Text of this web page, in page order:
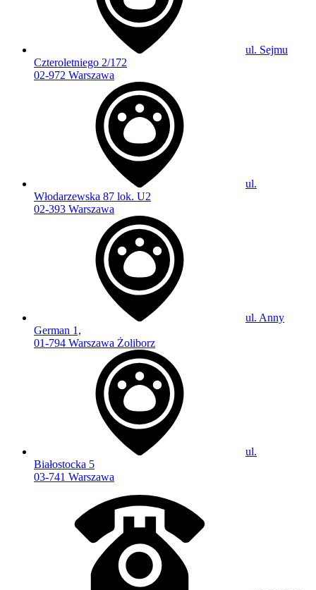
ul. Sejmu
Czteroletniego 2/172
02-972 Warszawa
ul.
Włodarzewska 87 lok. U2
02-393 Warszawa
ul. Anny
German 1,
01-794 Warszawa Żoliborz
ul.
Białostocka 5
03-741 Warszawa